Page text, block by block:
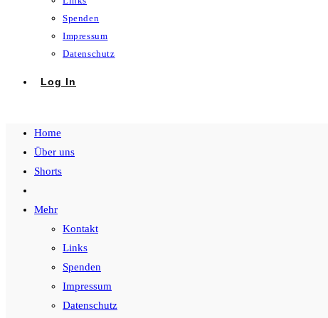
Spenden
Impressum
Datenschutz
Log In
Home
Über uns
Shorts
Mehr
Kontakt
Links
Spenden
Impressum
Datenschutz